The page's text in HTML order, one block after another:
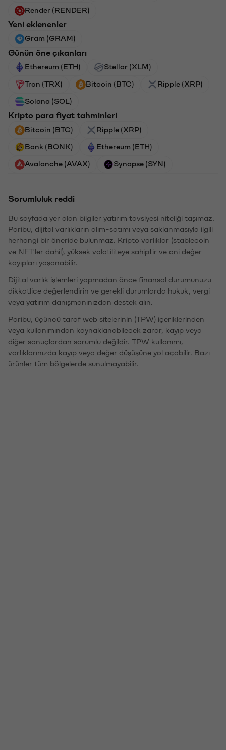
Render (RENDER)
Yeni eklenenler
Gram (GRAM)
Günün öne çıkanları
Ethereum (ETH) Stellar (XLM)
Tron (TRX) Bitcoin (BTC) Ripple (XRP)
Solana (SOL)
Kripto para fiyat tahminleri
Bitcoin (BTC) Ripple (XRP)
Bonk (BONK) Ethereum (ETH)
Avalanche (AVAX) Synapse (SYN)
Sorumluluk reddi
Bu sayfada yer alan bilgiler yatırım tavsiyesi niteliği taşımaz.
Paribu, dijital varlıkların alım-satımı veya saklanmasıyla ilgili
herhangi bir öneride bulunmaz. Kripto varlıklar (stablecoin
ve NFT'ler dahil), yüksek volatiliteye sahiptir ve ani değer
kayıpları yaşanabilir.
Dijital varlık işlemleri yapmadan önce finansal durumunuzu
dikkatlice değerlendirin ve gerekli durumlarda hukuk, vergi
veya yatırım danışmanınızdan destek alın.
Paribu, üçüncü taraf web sitelerinin (TPW) içeriklerinden
veya kullanımından kaynaklanabilecek zarar, kayıp veya
diğer sonuçlardan sorumlu değildir. TPW kullanımı,
varlıklarınızda kayıp veya değer düşüşüne yol açabilir. Bazı
ürünler tüm bölgelerde sunulmayabilir.